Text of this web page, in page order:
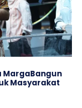
MargaBangun
Masyarakat